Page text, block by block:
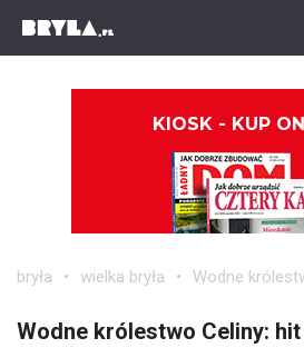
KIOSK - KUP
bryła wielka bryła Wodne
Wodne królestwo Celiny: